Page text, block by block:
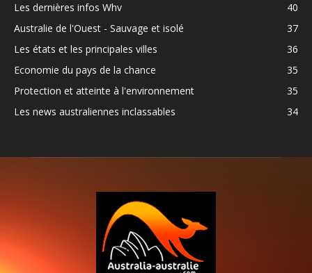
Les dernières infos Whv
40
Australie de l'Ouest - Sauvage et isolé
37
Les états et les principales villes
36
Economie du pays de la chance
35
Protection et atteinte à l'environnement
35
Les news australiennes inclassables
34